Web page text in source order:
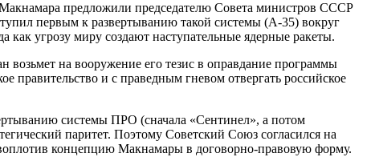
предложили председателю Совета министров СССР
первым к развертыванию такой системы (А-35) вокруг
угрозу миру создают наступательные ядерные ракеты.
возьмет на вооружение его тезис в оправдание программы
и с праведным гневом отвергать российское
системы ПРО (сначала «Сентинел», а потом
паритет. Поэтому Советский Союз согласился на
концепцию Макнамары в договорно-правовую форму.